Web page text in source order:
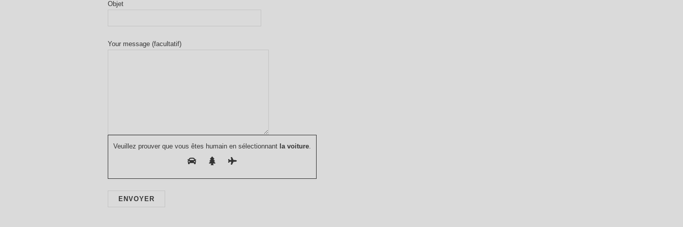
Objet
Your message (facultatif)
Veuillez prouver que vous êtes humain en sélectionnant la voiture.